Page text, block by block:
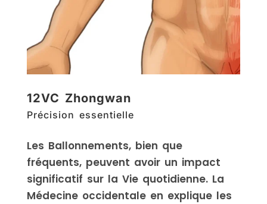
12VC Zhongwan
Précision essentielle
Les Ballonnements, bien que
fréquents, peuvent avoir un impact
significatif sur la Vie quotidienne. La
Médecine occidentale en explique les